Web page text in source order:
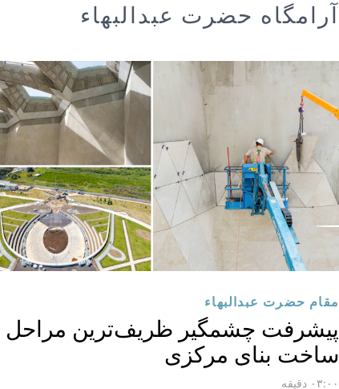
آرامگاه حضرت عبدالبهاء
مقام حضرت عبدالبهاء
پیشرفت چشمگیر ظریف‌ترین مراحل
ساخت بنای مرکزی
۰۳:۰۰ دقیقه